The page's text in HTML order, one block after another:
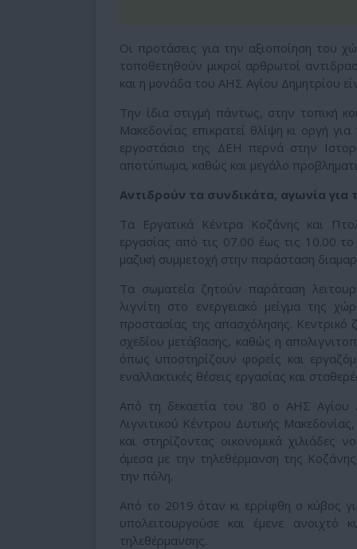
Οι προτάσεις για την αξιοποίηση του
τοποθετηθούν μικροί αρθρωτοί
και η μονάδα του ΑΗΣ Αγίου Δημητρίου
Την ίδια στιγμή πάντως, στην τοπική
Μακεδονίας επικρατεί θλίψη κι οργή
εργοστάσιο της ΔΕΗ περνά στην
αποτύπωμα, καθώς και μεγάλο
Αντιδρούν τα συνδικάτα, αγωνία
Τα Εργατικά Κέντρα Κοζάνης και
εργασίας από τις 07.00 έως τις 10.00
μαζική συμμετοχή στην παράσταση
Τα σωματεία ζητούν παράταση
λιγνίτη στο ενεργειακό μείγμα της
προστασίας της απασχόλησης. Κεντρικό
σχεδίου μετάβασης, καθώς η
όπως υποστηρίζουν φορείς και
εναλλακτικές θέσεις εργασίας και
Από τη δεκαετία του '80 ο ΑΗΣ Αγίου
Λιγνιτικού Κέντρου Δυτικής
και στηρίζοντας οικονομικά
άμεσα με την τηλεθέρμανση της
την πόλη.
Από το 2019 όταν κι ερρίφθη ο κύβος
υπολειτουργούσε και έμενε ανοιχτό
τηλεθέρμανσης.